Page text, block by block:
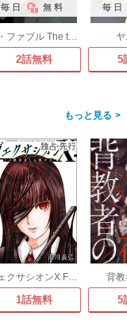
毎日 無料
ザ・ファブル The third secret
2話無料
毎日
5
>
ヴェクサシオンX Fの継承者と心眼少女
1話無料
背
5